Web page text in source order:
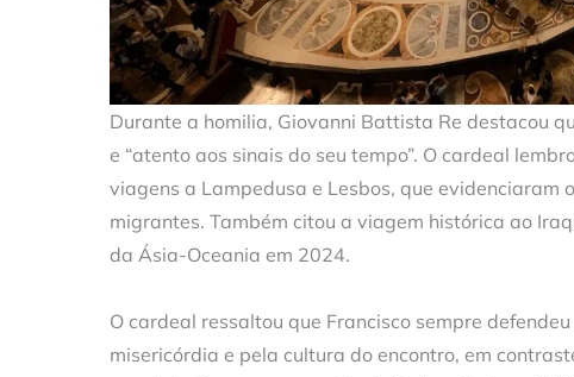
Durante a homilia, Giovanni Battista Re destacou
e “atento aos sinais do seu tempo”. O cardeal
viagens a Lampedusa e Lesbos, que evidenciaram
migrantes. Também citou a viagem histórica ao
da Ásia-Oceania em 2024.
O cardeal ressaltou que Francisco sempre
misericórdia e pela cultura do encontro, em